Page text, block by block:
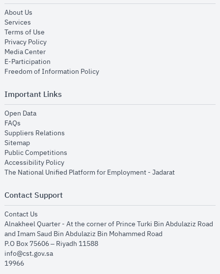
About Us
Services
Terms of Use
Privacy Policyopens in new window
Media Centeropens in new window
E-Participation
Freedom of Information Policyopens in new window
Important Links
Open Dataopens in new window
FAQs
Suppliers Relations
Sitemapopens in new window
Public Competitions
Accessibility Policyopens in new window
The National Unified Platform for Employment - Jadaratopens in new
Contact Support
Contact Us
Alnakheel Quarter - At the corner of Prince Turki Bin Abdulaziz Road
and Imam Saud Bin Abdulaziz Bin Mohammed Road​
P.O Box 75606 – Riyadh 11588
info@cst.gov.sa
19966